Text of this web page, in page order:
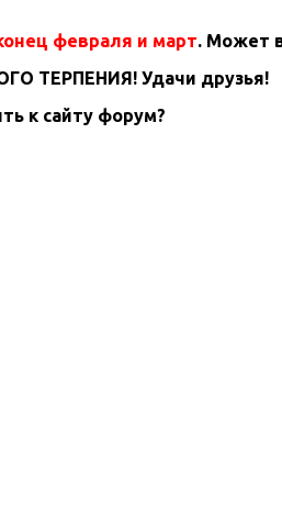
февраля и март. Может
ТЕРПЕНИЯ! Удачи друзья!
к сайту форум?